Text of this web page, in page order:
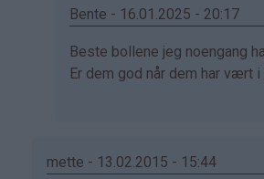
bekreftet)
Bente - 16.01.2025 - 20:17
Som
svar
-
Beste bollene jeg noengang
Er dem god når dem har vært
mette - 13.02.2015 - 15:44